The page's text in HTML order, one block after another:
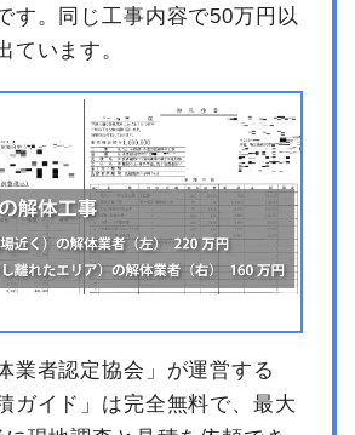
す。同じ工事内容で50万円以
ています。
業者認定協会」が運営する
ガイド」は完全無料で、最大